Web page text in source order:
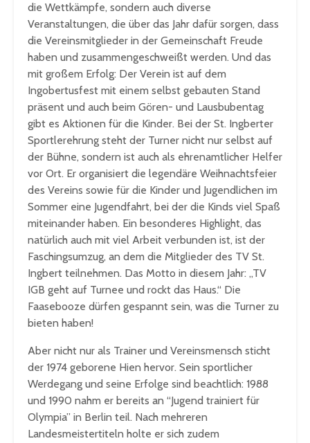
die Wettkämpfe, sondern auch diverse
Veranstaltungen, die über das Jahr dafür sorgen, dass
die Vereinsmitglieder in der Gemeinschaft Freude
haben und zusammengeschweißt werden. Und das
mit großem Erfolg: Der Verein ist auf dem
Ingobertusfest mit einem selbst gebauten Stand
präsent und auch beim Gören- und Lausbubentag
gibt es Aktionen für die Kinder. Bei der St. Ingberter
Sportlerehrung steht der Turner nicht nur selbst auf
der Bühne, sondern ist auch als ehrenamtlicher Helfer
vor Ort. Er organisiert die legendäre Weihnachtsfeier
des Vereins sowie für die Kinder und Jugendlichen im
Sommer eine Jugendfahrt, bei der die Kinds viel Spaß
miteinander haben. Ein besonderes Highlight, das
natürlich auch mit viel Arbeit verbunden ist, ist der
Faschingsumzug, an dem die Mitglieder des TV St.
Ingbert teilnehmen. Das Motto in diesem Jahr: „TV
IGB geht auf Turnee und rockt das Haus.“ Die
Faasebooze dürfen gespannt sein, was die Turner zu
bieten haben!
Aber nicht nur als Trainer und Vereinsmensch sticht
der 1974 geborene Hien hervor. Sein sportlicher
Werdegang und seine Erfolge sind beachtlich: 1988
und 1990 nahm er bereits an “Jugend trainiert für
Olympia” in Berlin teil. Nach mehreren
Landesmeistertiteln holte er sich zudem